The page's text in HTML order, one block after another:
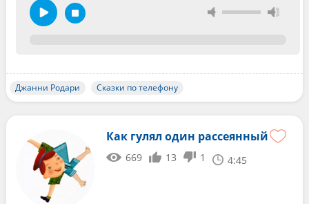
Джанни Родари Сказки по телефону
Как гулял один рассеянный
669 13 1 4:45